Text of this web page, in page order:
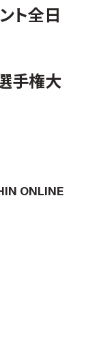
ト全日
手権大
ONLINE